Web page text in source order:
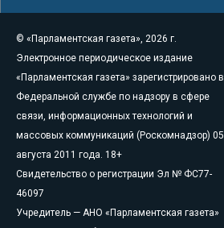
© «Парламентская газета», 2026 г.
Электронное периодическое издание
«Парламентская газета» зарегистрировано в
Федеральной службе по надзору в сфере
связи, информационных технологий и
массовых коммуникаций (Роскомнадзор) 05
августа 2011 года. 18+
Свидетельство о регистрации Эл № ФС77-
46097
Учредитель — АНО «Парламентская газета»